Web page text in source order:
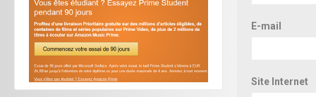
E-mail
Site Internet